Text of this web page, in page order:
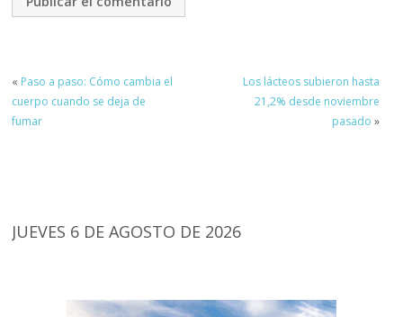
« Paso a paso: Cómo cambia el
cuerpo cuando se deja de
fumar
Los lácteos subieron hasta
21,2% desde noviembre
pasado »
JUEVES 6 DE AGOSTO DE 2026